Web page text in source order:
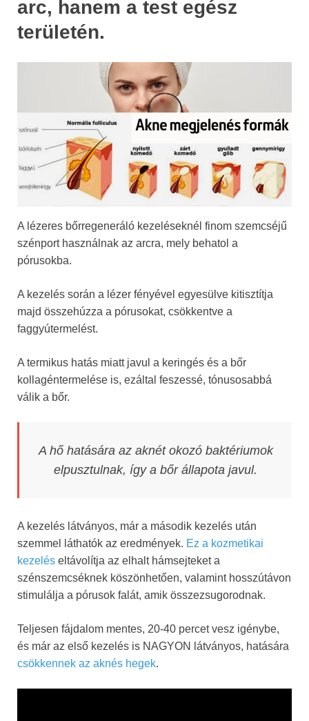
arc, hanem a test egész
területén.
A lézeres bőrregeneráló kezeléseknél finom szemcséjű
szénport használnak az arcra, mely behatol a
pórusokba.
A kezelés során a lézer fényével egyesülve kitisztítja
majd összehúzza a pórusokat, csökkentve a
faggyútermelést.
A termikus hatás miatt javul a keringés és a bőr
kollagéntermelése is, ezáltal feszessé, tónusosabbá
válik a bőr.
A hő hatására az aknét okozó baktériumok
elpusztulnak, így a bőr állapota javul.
A kezelés látványos, már a második kezelés után
szemmel láthatók az eredmények. Ez a kozmetikai
kezelés eltávolítja az elhalt hámsejteket a
szénszemcséknek köszönhetően, valamint hosszútávon
stimulálja a pórusok falát, amik összezsugorodnak.
Teljesen fájdalom mentes, 20-40 percet vesz igénybe,
és már az első kezelés is NAGYON látványos, hatására
csökkennek az aknés hegek.